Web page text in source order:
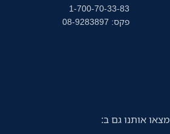
1-700-70-33-83
פקס: 08-9283897
מצאו אותנו גם ב: